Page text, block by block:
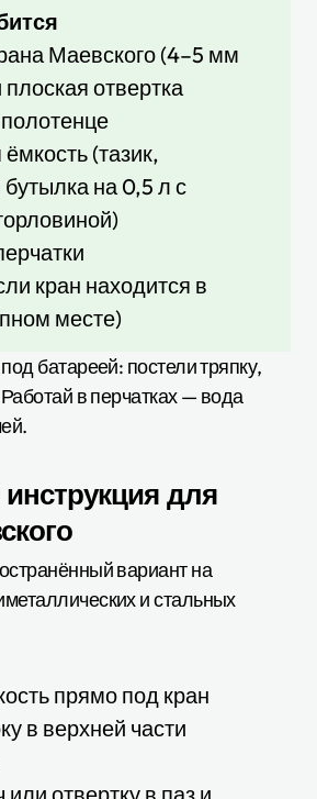
Маевского (4–5 мм
отвертка
(тазик,
на 0,5 л с
кран находится в
месте)
батареей: постели тряпку,
в перчатках — вода
для
вариант на
и стальных
прямо под кран
в верхней части